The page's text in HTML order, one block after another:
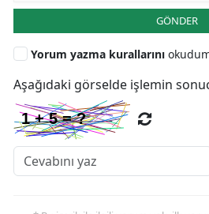
GÖNDER
Yorum yazma kurallarını
Aşağıdaki görselde işlemin